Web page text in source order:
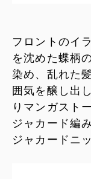
フロントのイ
を沈めた蝶柄
染め、乱れた
囲気を醸し出
りマンガスト
ジャカード編
ジャカードニ